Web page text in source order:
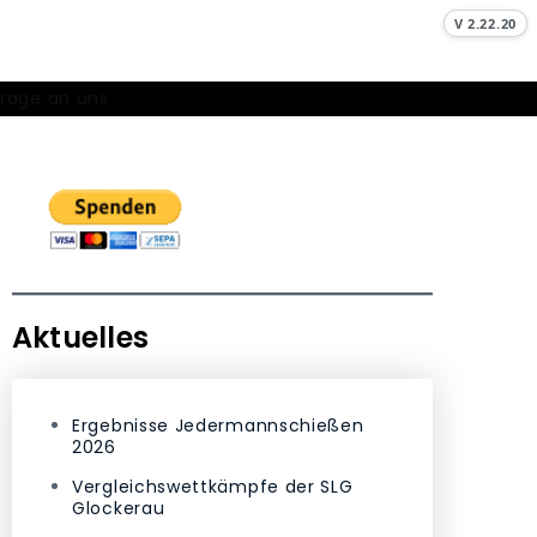
Aktuelles
Ergebnisse Jedermannschießen
2026
Vergleichswettkämpfe der SLG
Glockerau
V 2.22.20